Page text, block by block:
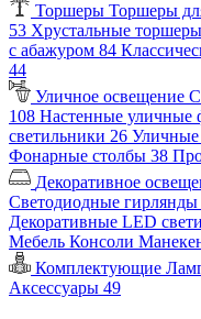
Торшеры Торшеры
53 Хрустальные торшеры
с абажуром 84
44
Уличное освещение
108 Настенные уличные
светильники 26 Уличные
Фонарные столбы 38
Декоративное
Светодиодные гирлянды
Декоративные LED
Мебель Консоли
Комплектующие
Аксессуары 49